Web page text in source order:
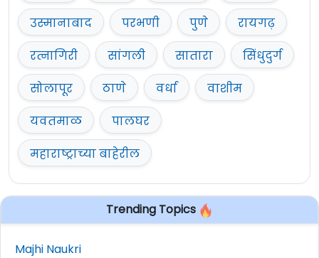
उस्मानाबाद
परभणी पुणे
रायगढ़
रत्नागिरी
सांगली सातारा
सिंधुदुर्ग
सोलापूर
ठाणे वर्धा
वाशीम
यवतमाळ
पालघर
महाराष्ट्राच्या बाहेरील
Trending Topics
Majhi Naukri